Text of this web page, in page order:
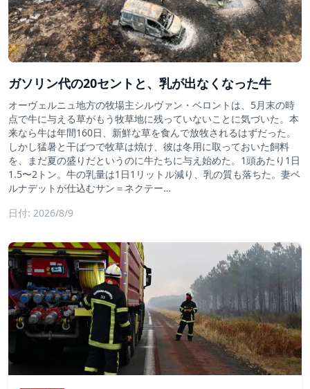
ガソリン代の20セントと、乳が出なくなった牛
オーヴェルニュ地方の牧場主シルヴァン・ベロントは、5月末の時
点で牛に与える草がもう牧草地に残っていないことに気づいた。本
来なら牛は年間160日、新鮮な草を食んで放牧されるはずだった。
しかし猛暑と干ばつで牧草は焼け、彼は冬用に取っておいた飼料
を、まだ夏の盛りだというのに牛たちに与え始めた。1頭あたり1日
1.5〜2トン。牛の乳量は1日1リットル減り、乳の質も落ちた。妻ベ
ルナデットが仕込むサン＝ネクテー…
日付: 2026/8/9